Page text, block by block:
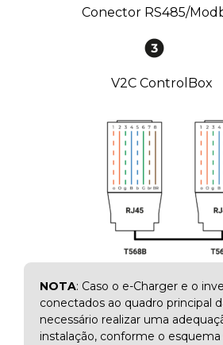
Conector RS485/
V2C ControlBox
NOTA: Caso o e-Charger e o
conectados ao quadro principal
necessário realizar uma
instalação, conforme o